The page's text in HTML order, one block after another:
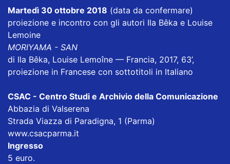
Martedì 30 ottobre 2018 (data da confermare)
proiezione e incontro con gli autori Ila Bêka e Louise
Lemoine
MORIYAMA - SAN
di Ila Bêka, Louise Lemoîne — Francia, 2017, 63’,
proiezione in Francese con sottotitoli in Italiano
CSAC - Centro Studi e Archivio della Comunicazione
Abbazia di Valserena
Strada Viazza di Paradigna, 1 (Parma)
www.csacparma.it
Ingresso
5 euro.